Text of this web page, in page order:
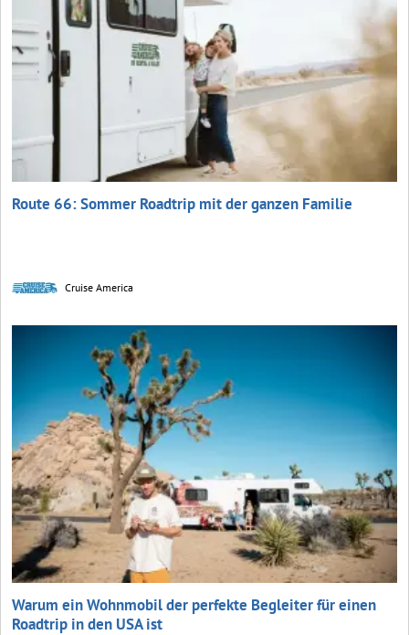
Route 66: Sommer Roadtrip mit der ganzen Familie
Cruise America
Warum ein Wohnmobil der perfekte Begleiter für einen
Roadtrip in den USA ist